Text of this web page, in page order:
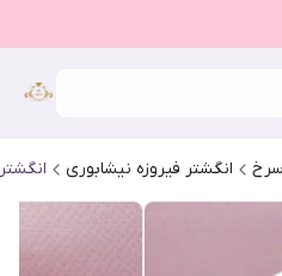
انگشتر فیروزه نیشابوری